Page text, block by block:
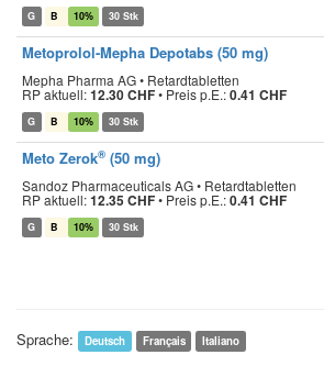
G B 10% 30 Stk
Metoprolol-Mepha Depotabs (50 mg)
Mepha Pharma AG • Retardtabletten
RP aktuell:12.30 CHF• Preis p.E.:0.41 CHF
G B 10% 30 Stk
Meto Zerok® (50 mg)
Sandoz Pharmaceuticals AG • Retardtabletten
RP aktuell:12.35 CHF• Preis p.E.:0.41 CHF
G B 10% 30 Stk
Sprache: Deutsch Français Italiano